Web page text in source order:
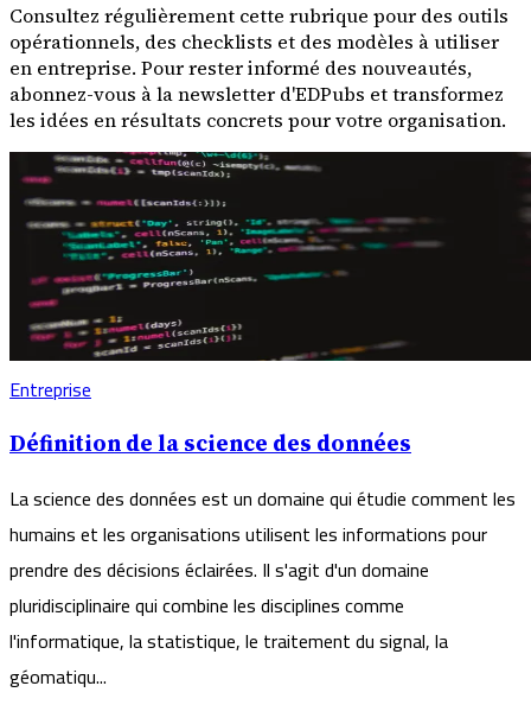
Consultez régulièrement cette rubrique pour des outils
opérationnels, des checklists et des modèles à utiliser
en entreprise. Pour rester informé des nouveautés,
abonnez-vous à la newsletter d'EDPubs et transformez
les idées en résultats concrets pour votre organisation.
Entreprise
Définition de la science des données
La science des données est un domaine qui étudie comment les
humains et les organisations utilisent les informations pour
prendre des décisions éclairées. Il s'agit d'un domaine
pluridisciplinaire qui combine les disciplines comme
l'informatique, la statistique, le traitement du signal, la
géomatiqu...